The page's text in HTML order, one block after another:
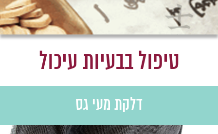
טיפול בבעיות עיכול
דלקת מעי גס